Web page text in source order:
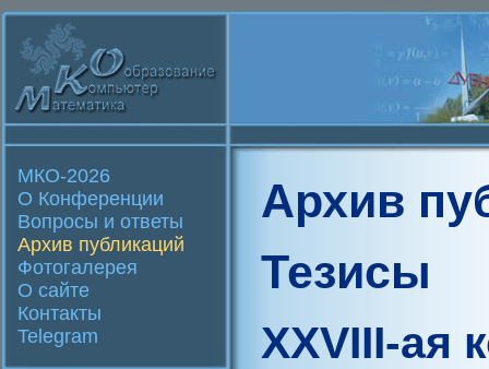
МКО-2026
О Конференции
Вопросы и ответы
Архив публикаций
Фотогалерея
О сайте
Контакты
Telegram
Архив
Тезисы
XXVIII-ая